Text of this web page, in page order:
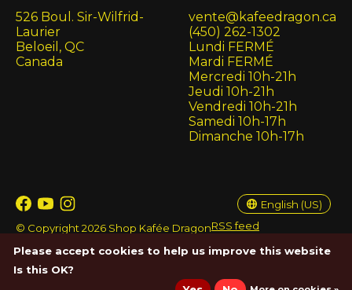
526 Boul. Sir-Wilfrid-
Laurier
Beloeil, QC
Canada
vente@kafeedragon.ca
(450) 262-1302
Lundi FERMÉ
Mardi FERMÉ
Mercredi 10h-21h
Jeudi 10h-21h
Vendredi 10h-21h
Samedi 10h-17h
Dimanche 10h-17h
© Copyright 2026 Shop Kafée DragonRSS feed
English (US)
English (US)
Please accept cookies to help us improve this website
Is this OK?